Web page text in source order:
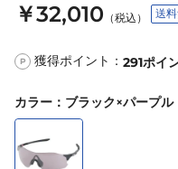
￥32,010 （税込） 送
P 獲得ポイント： 291ポイ
カラー ： ブラック×パープル